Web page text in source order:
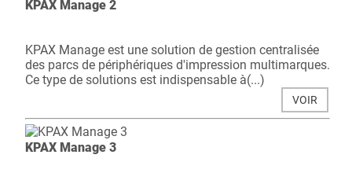
KPAX Manage 2
KPAX Manage est une solution de gestion centralisée
des parcs de périphériques d'impression multimarques.
Ce type de solutions est indispensable à(...)
VOIR
KPAX Manage 3